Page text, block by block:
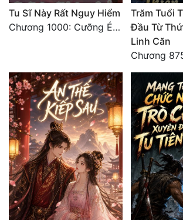
Đô Thị
Đông Phương Huyền Huyễn
Đồng Nhân
Cẩu Đạo Trường Sinh
Ngự Thú
Truyện Nam
Truyện Nữ
Tu Sĩ Này Rất Nguy Hiểm
Chương 1000: Cưỡng Ép Kẻ Khác
Trăm Tuổi
Đầu Từ
Linh Căn